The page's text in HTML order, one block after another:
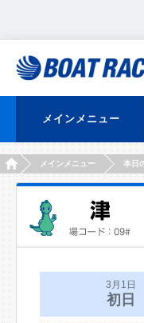
メインメニュー
HOMEメインメニュー 本日
3月1日
初日